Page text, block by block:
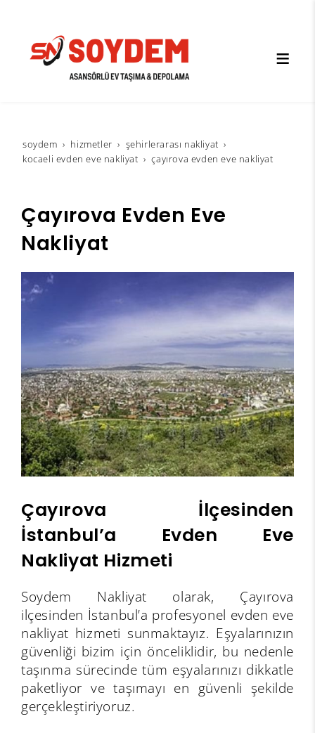
soydem hi̇zmetler
şehirlerarası nakliyat
kocaeli evden eve nakliyat
çayırova evden eve nakliyat
Çayırova Evden Eve
Nakliyat
Çayırova İlçesinden
İstanbul’a Evden Eve
Nakliyat Hizmeti
Soydem Nakliyat olarak, Çayırova
ilçesinden İstanbul’a profesyonel evden eve
nakliyat hizmeti sunmaktayız. Eşyalarınızın
güvenliği bizim için önceliklidir, bu nedenle
taşınma sürecinde tüm eşyalarınızı dikkatle
paketliyor ve taşımayı en güvenli şekilde
gerçekleştiriyoruz.